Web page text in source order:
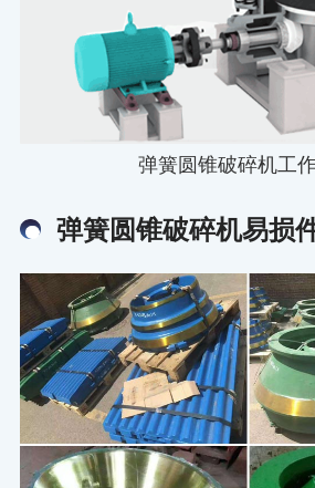
弹簧圆锥破碎机工
弹簧圆锥破碎机易损